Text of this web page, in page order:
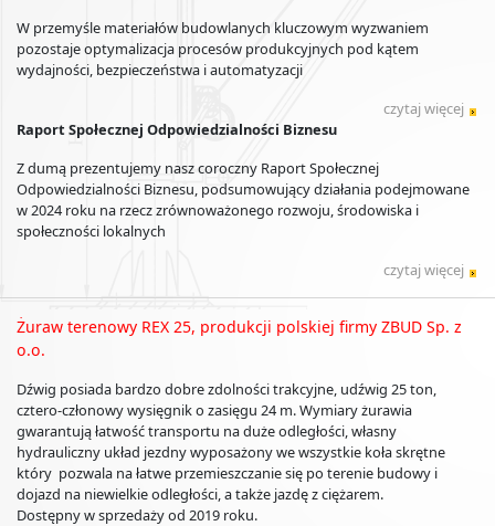
Żuraw terenowy REX 25, produkcji polskiej firmy ZBUD Sp. z
o.o.
Dźwig posiada bardzo dobre zdolności trakcyjne, udźwig 25 ton,
cztero-członowy wysięgnik o zasięgu 24 m. Wymiary żurawia
gwarantują łatwość transportu na duże odległości, własny
hydrauliczny układ jezdny wyposażony we wszystkie koła skrętne
który pozwala na łatwe przemieszczanie się po terenie budowy i
dojazd na niewielkie odległości, a także jazdę z ciężarem.
Dostępny w sprzedaży od 2019 roku.
W przemyśle materiałów budowlanych kluczowym wyzwaniem
pozostaje optymalizacja procesów produkcyjnych pod kątem
wydajności, bezpieczeństwa i automatyzacji
czytaj więcej
Raport Społecznej Odpowiedzialności Biznesu
Z dumą prezentujemy nasz coroczny Raport Społecznej
Odpowiedzialności Biznesu, podsumowujący działania podejmowane
w 2024 roku na rzecz zrównoważonego rozwoju, środowiska i
społeczności lokalnych
czytaj więcej